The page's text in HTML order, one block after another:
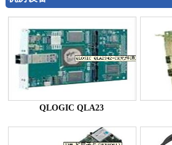
QLOGIC QLA23